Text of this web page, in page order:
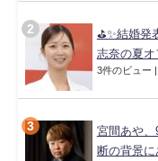
⛳✨結婚発
志奈の夏オ
3件のビュー
宮間あや
断の背景